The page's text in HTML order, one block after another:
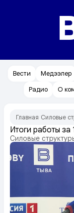
Вести Медээлер
Радио
О
Главная Силовые
Итоги работы за
Силовые